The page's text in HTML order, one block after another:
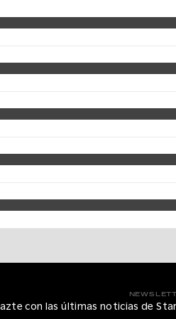
con las últimas noticias de